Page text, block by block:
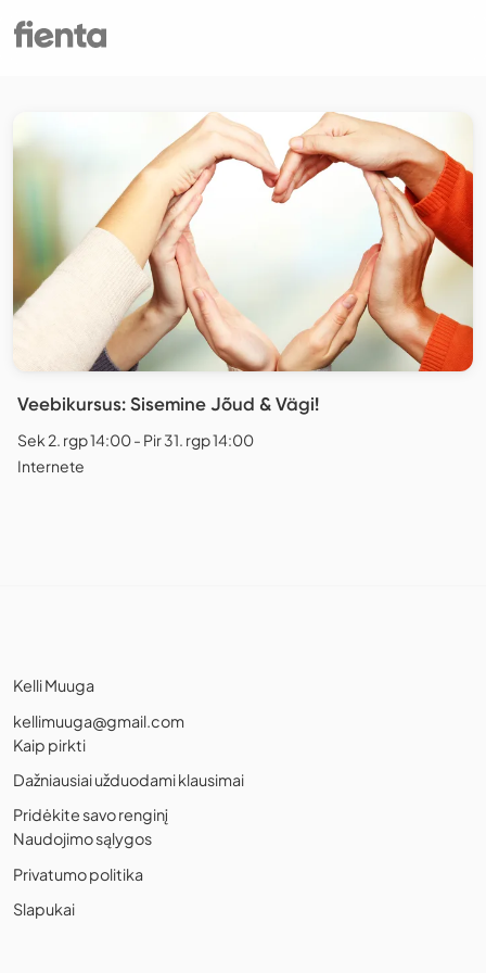
Veebikursus: Sisemine Jõud & Vägi!
Sek 2. rgp 14:00 - Pir 31. rgp 14:00
Internete
Kelli Muuga
kellimuuga@gmail.com
Kaip pirkti
Dažniausiai užduodami klausimai
Pridėkite savo renginį
Naudojimo sąlygos
Privatumo politika
Slapukai